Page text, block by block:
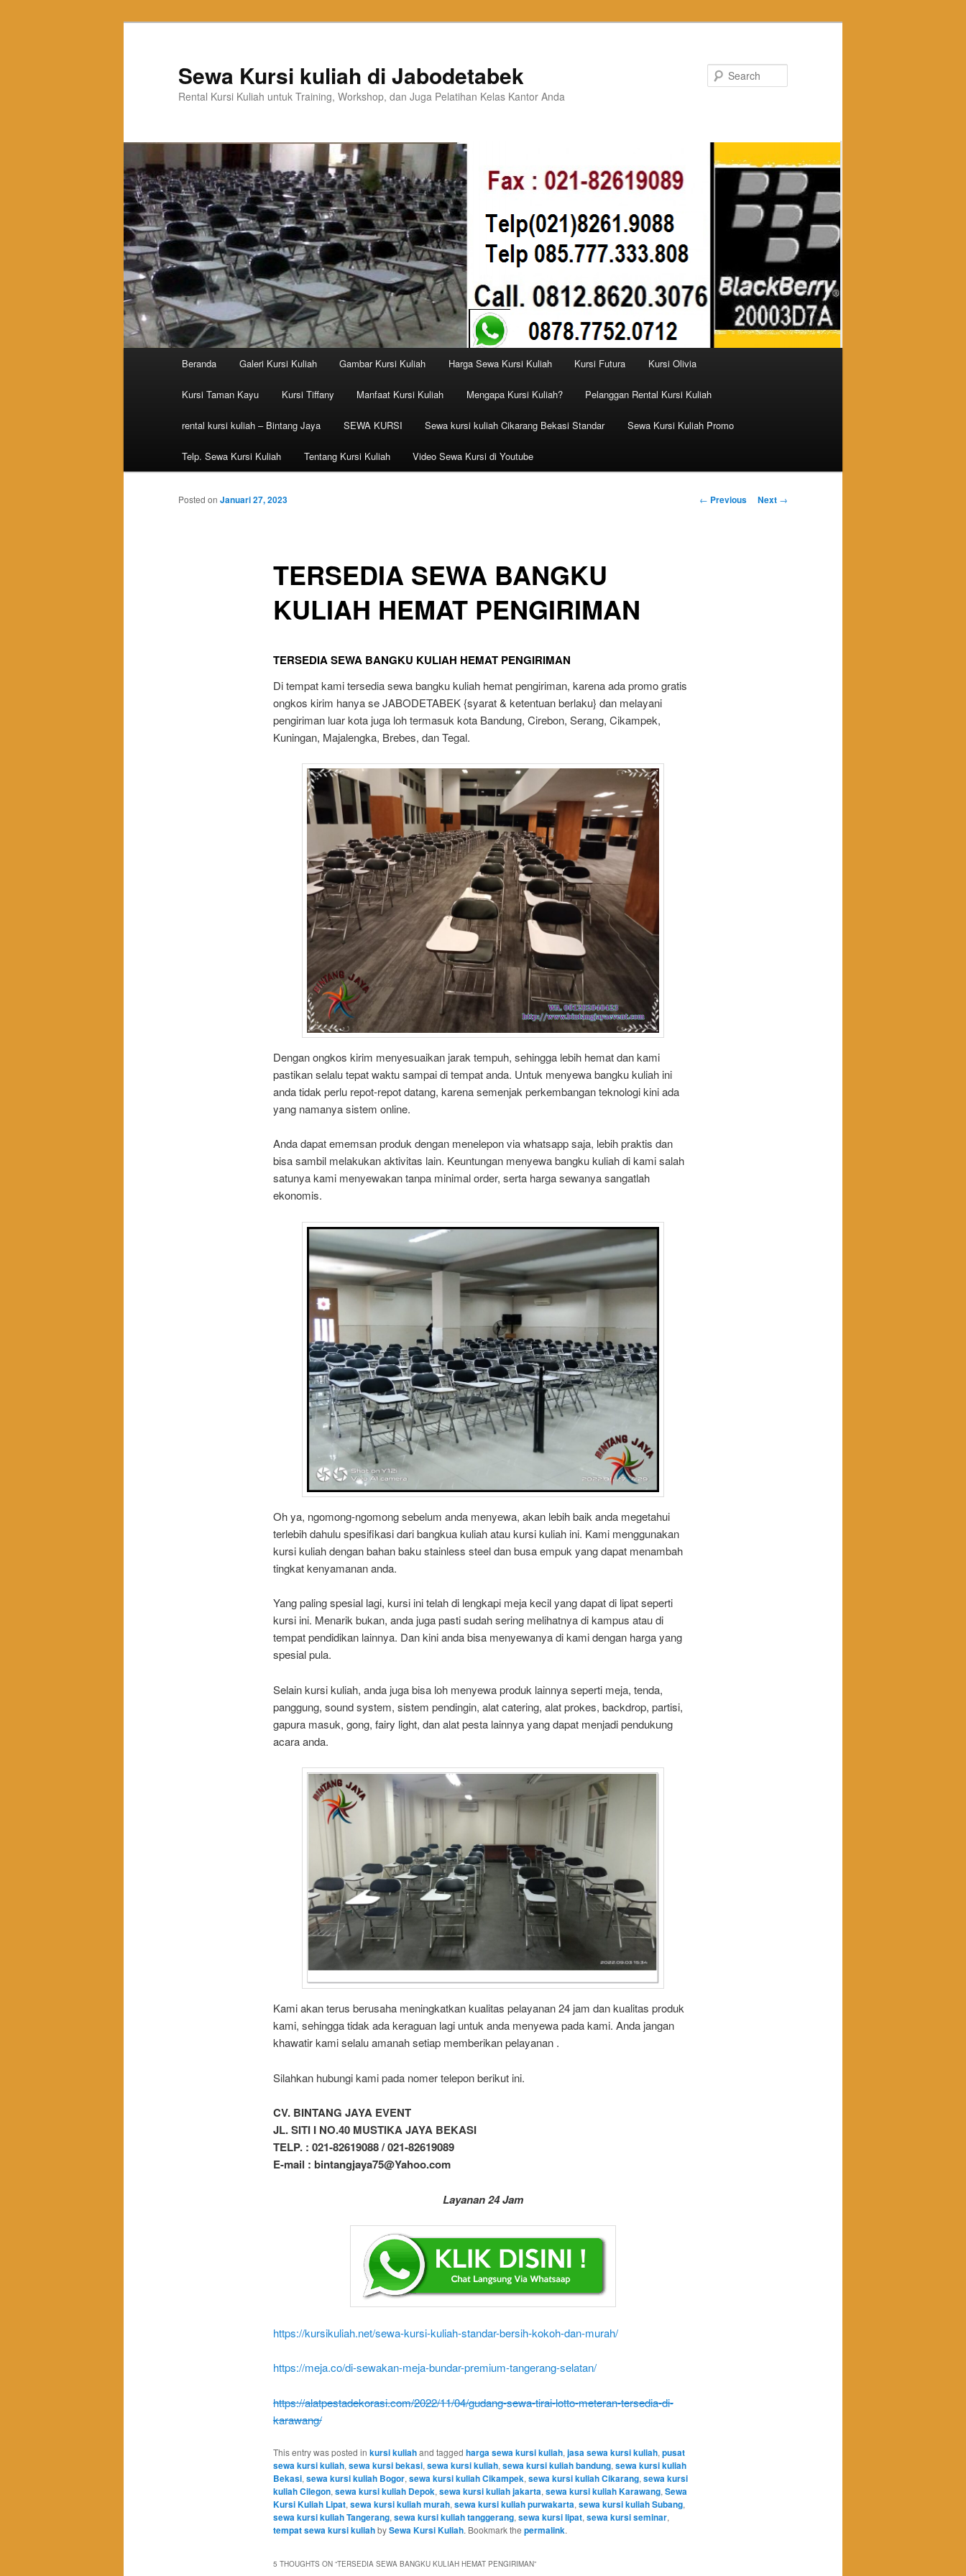
Sewa Kursi kuliah di Jabodetabek
Rental Kursi Kuliah untuk Training, Workshop, dan Juga Pelatihan Kelas Kantor Anda
Skip to primary content
Skip to secondary content
Beranda Galeri Kursi Kuliah Gambar Kursi Kuliah Harga Sewa Kursi Kuliah Kursi Futura Kursi Olivia
Kursi Taman Kayu Kursi Tiffany Manfaat Kursi Kuliah Mengapa Kursi Kuliah? Pelanggan Rental Kursi Kuliah
rental kursi kuliah – Bintang Jaya SEWA KURSI Sewa kursi kuliah Cikarang Bekasi Standar Sewa Kursi Kuliah Promo
Telp. Sewa Kursi Kuliah Tentang Kursi Kuliah Video Sewa Kursi di Youtube
Post navigation
← Previous Next →
TERSEDIA SEWA BANGKU
KULIAH HEMAT PENGIRIMAN
Posted on Januari 27, 2023
TERSEDIA SEWA BANGKU KULIAH HEMAT PENGIRIMAN
Di tempat kami tersedia sewa bangku kuliah hemat pengiriman, karena ada promo gratis
ongkos kirim hanya se JABODETABEK {syarat & ketentuan berlaku} dan melayani
pengiriman luar kota juga loh termasuk kota Bandung, Cirebon, Serang, Cikampek,
Kuningan, Majalengka, Brebes, dan Tegal.
Dengan ongkos kirim menyesuaikan jarak tempuh, sehingga lebih hemat dan kami
pastikan selalu tepat waktu sampai di tempat anda. Untuk menyewa bangku kuliah ini
anda tidak perlu repot-repot datang, karena semenjak perkembangan teknologi kini ada
yang namanya sistem online.
Anda dapat ememsan produk dengan menelepon via whatsapp saja, lebih praktis dan
bisa sambil melakukan aktivitas lain. Keuntungan menyewa bangku kuliah di kami salah
satunya kami menyewakan tanpa minimal order, serta harga sewanya sangatlah
ekonomis.
Oh ya, ngomong-ngomong sebelum anda menyewa, akan lebih baik anda megetahui
terlebih dahulu spesifikasi dari bangkua kuliah atau kursi kuliah ini. Kami menggunakan
kursi kuliah dengan bahan baku stainless steel dan busa empuk yang dapat menambah
tingkat kenyamanan anda.
Yang paling spesial lagi, kursi ini telah di lengkapi meja kecil yang dapat di lipat seperti
kursi ini. Menarik bukan, anda juga pasti sudah sering melihatnya di kampus atau di
tempat pendidikan lainnya. Dan kini anda bisa menyewanya di kami dengan harga yang
spesial pula.
Selain kursi kuliah, anda juga bisa loh menyewa produk lainnya seperti meja, tenda,
panggung, sound system, sistem pendingin, alat catering, alat prokes, backdrop, partisi,
gapura masuk, gong, fairy light, dan alat pesta lainnya yang dapat menjadi pendukung
acara anda.
Kami akan terus berusaha meningkatkan kualitas pelayanan 24 jam dan kualitas produk
kami, sehingga tidak ada keraguan lagi untuk anda menyewa pada kami. Anda jangan
khawatir kami selalu amanah setiap memberikan pelayanan .
Silahkan hubungi kami pada nomer telepon berikut ini.
CV. BINTANG JAYA EVENT
JL. SITI I NO.40 MUSTIKA JAYA BEKASI
TELP. : 021-82619088 / 021-82619089
E-mail : bintangjaya75@Yahoo.com
Layanan 24 Jam
https://kursikuliah.net/sewa-kursi-kuliah-standar-bersih-kokoh-dan-murah/
https://meja.co/di-sewakan-meja-bundar-premium-tangerang-selatan/
https://alatpestadekorasi.com/2022/11/04/gudang-sewa-tirai-lotto-meteran-tersedia-di-
karawang/
This entry was posted in kursi kuliahand tagged harga sewa kursi kuliah, jasa sewa kursi kuliah, pusat
sewa kursi kuliah, sewa kursi bekasi, sewa kursi kuliah, sewa kursi kuliah bandung, sewa kursi kuliah
Bekasi, sewa kursi kuliah Bogor, sewa kursi kuliah Cikampek, sewa kursi kuliah Cikarang, sewa kursi
kuliah Cilegon, sewa kursi kuliah Depok, sewa kursi kuliah jakarta, sewa kursi kuliah Karawang, Sewa
Kursi Kuliah Lipat, sewa kursi kuliah murah, sewa kursi kuliah purwakarta, sewa kursi kuliah Subang,
sewa kursi kuliah Tangerang, sewa kursi kuliah tanggerang, sewa kursi lipat, sewa kursi seminar,
tempat sewa kursi kuliahbySewa Kursi Kuliah. Bookmark the permalink.
5 THOUGHTS ON “TERSEDIA SEWA BANGKU KULIAH HEMAT PENGIRIMAN”